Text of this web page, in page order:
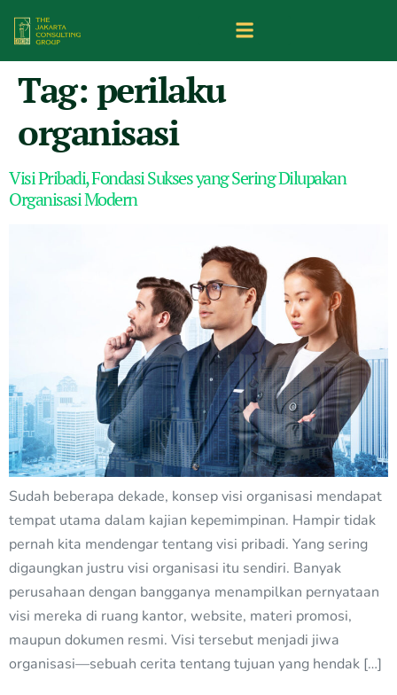
Tag: perilaku
organisasi
Visi Pribadi, Fondasi Sukses yang Sering Dilupakan
Organisasi Modern
Sudah beberapa dekade, konsep visi organisasi mendapat
tempat utama dalam kajian kepemimpinan. Hampir tidak
pernah kita mendengar tentang visi pribadi. Yang sering
digaungkan justru visi organisasi itu sendiri. Banyak
perusahaan dengan bangganya menampilkan pernyataan
visi mereka di ruang kantor, website, materi promosi,
maupun dokumen resmi. Visi tersebut menjadi jiwa
organisasi—sebuah cerita tentang tujuan yang hendak […]